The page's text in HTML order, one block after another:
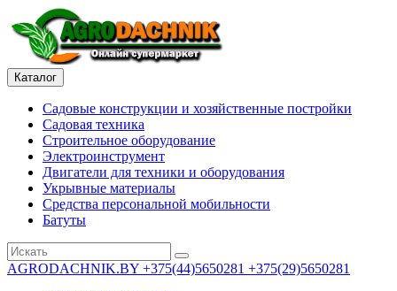
Каталог
Садовые конструкции и хозяйственные постройки
Садовая техника
Строительное оборудование
Электроинструмент
Двигатели для техники и оборудования
Укрывные материалы
Средства персональной мобильности
Батуты
AGRODACHNIK.BY +375(44)5650281 +375(29)5650281